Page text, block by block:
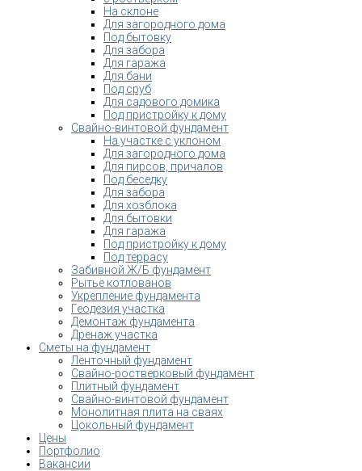
На склоне
Для загородного дома
Под бытовку
Для забора
Для гаража
Для бани
Под сруб
Для садового домика
Под пристройку к дому
Свайно-винтовой фундамент
На участке с уклоном
Для загородного дома
Для пирсов, причалов
Под беседку
Для забора
Для хозблока
Для бытовки
Для гаража
Под пристройку к дому
Под террасу
Забивной Ж/Б фундамент
Рытье котлованов
Укрепление фундамента
Геодезия участка
Демонтаж фундамента
Дренаж участка
Сметы на фундамент
Ленточный фундамент
Свайно-ростверковый фундамент
Плитный фундамент
Свайно-винтовой фундамент
Монолитная плита на сваях
Цокольный фундамент
Цены
Портфолио
Вакансии